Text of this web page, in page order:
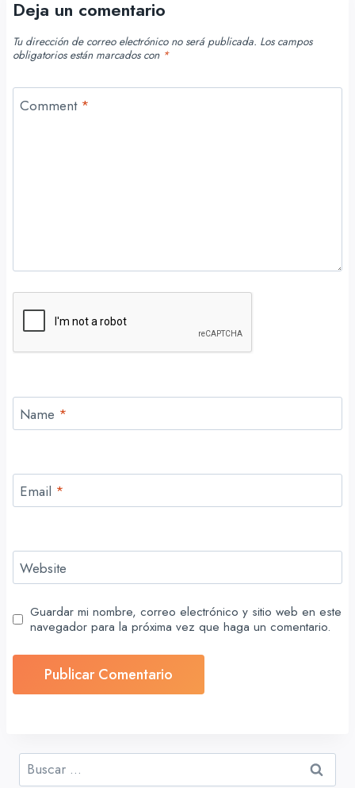
Deja un comentario
Tu dirección de correo electrónico no será publicada. Los campos
obligatorios están marcados con *
Comment *
Name *
Email *
Website
Guardar mi nombre, correo electrónico y sitio web en este
navegador para la próxima vez que haga un comentario.
Buscar: